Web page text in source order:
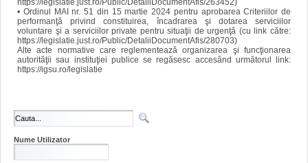
https://legislatie.just.ro/Public/DetaliiDocumentAfis/263452)
• Ordinul MAI nr. 51 din 15 martie 2024 pentru aprobarea Criteriilor de
performanţă privind constituirea, încadrarea şi dotarea serviciilor
voluntare şi a serviciilor private pentru situaţii de urgenţă (cu link către:
https://legislatie.just.ro/Public/DetaliiDocumentAfis/280703)
Alte acte normative care reglementează organizarea şi funcţionarea
autorităţii sau instituţiei publice se regăsesc accesând următorul link:
https://igsu.ro/legislatie
Nume Utilizator